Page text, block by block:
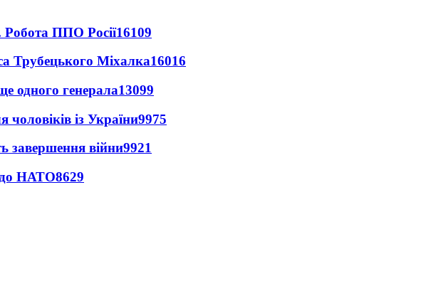
Робота ППО Росії16109
Трубецького Міхалка16016
одного генерала13099
із України9975
завершення війни9921
до НАТО8629